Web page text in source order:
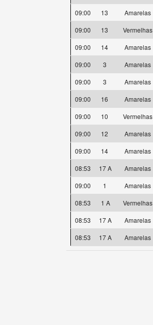
09:00
13 Amarelas
09:00
13 Vermelhas
09:00
14 Amarelas
09:00
3 Amarelas
09:00
3 Amarelas
09:00
16 Amarelas
09:00
10 Vermelhas
09:00
12 Amarelas
09:00
14 Amarelas
08:53
17 A Amarelas
09:00
1 Amarelas
08:53
1 A Vermelhas
08:53
17 A Amarelas
08:53
17 A Amarelas